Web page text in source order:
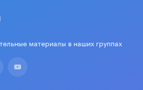
материалы в наших группах